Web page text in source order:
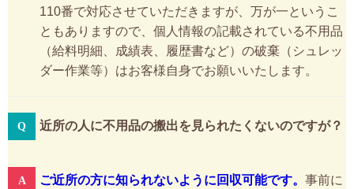
110番で対応させていただきますが、万が一というこ
ともありますので、個人情報の記載されている不用品
（給料明細、成績表、履歴書など）の破棄（シュレッ
ダー作業等）はお客様自身でお願いいたします。
近所の人に不用品の搬出を見られたくないのですが？
ご近所の方に知られないように回収可能です。 事前に